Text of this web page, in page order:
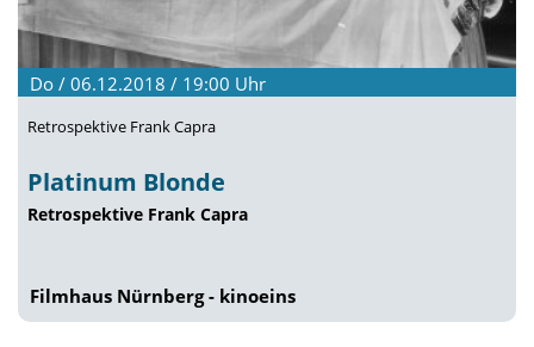
Do / 06.12.2018 / 19:00 Uhr
Retrospektive Frank Capra
Platinum Blonde
Retrospektive Frank Capra
Filmhaus Nürnberg - kinoeins